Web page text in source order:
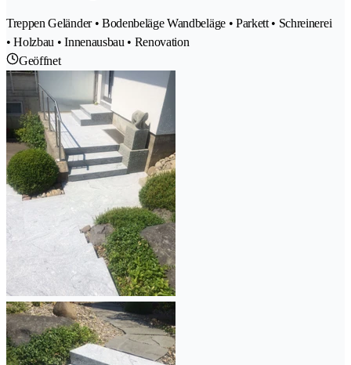
Treppen Geländer • Bodenbeläge Wandbeläge • Parkett • Schreinerei
• Holzbau • Innenausbau • Renovation
Geöffnet